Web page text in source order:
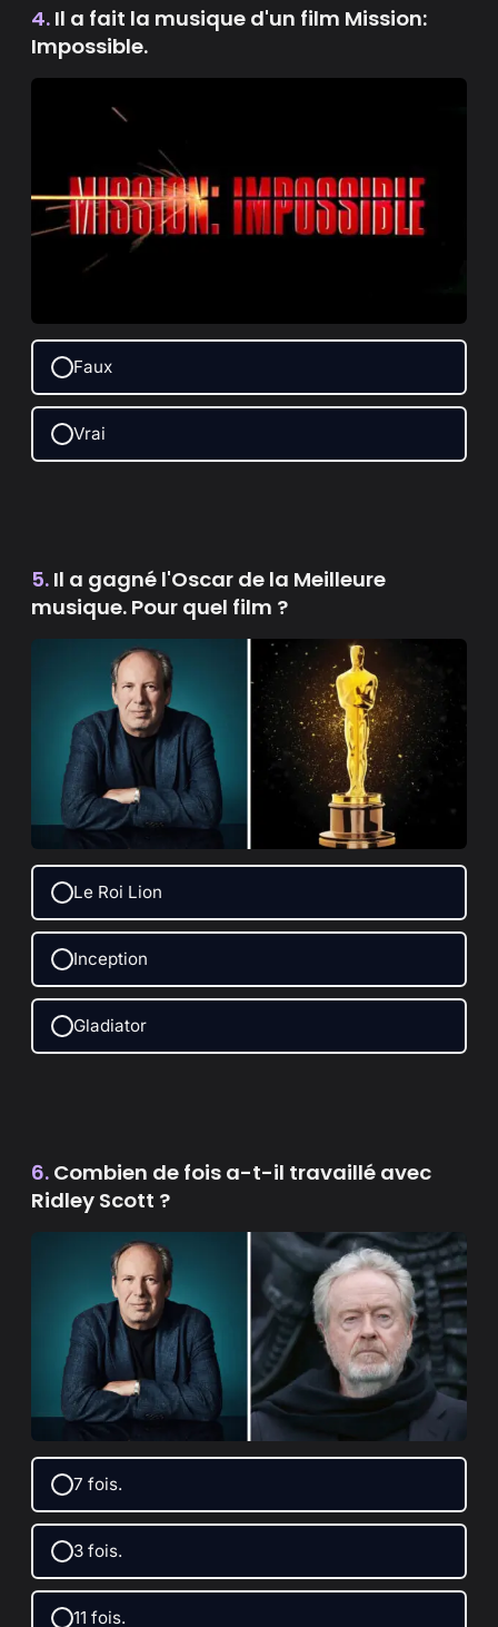
4. Il a fait la musique d'un film Mission:
Impossible.
Faux
Vrai
5. Il a gagné l'Oscar de la Meilleure
musique. Pour quel film ?
Le Roi Lion
Inception
Gladiator
6. Combien de fois a-t-il travaillé avec
Ridley Scott ?
7 fois.
3 fois.
11 fois.